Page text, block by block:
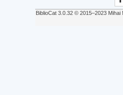
BiblioCat 3.0.32 © 2015‒2023 Mihai